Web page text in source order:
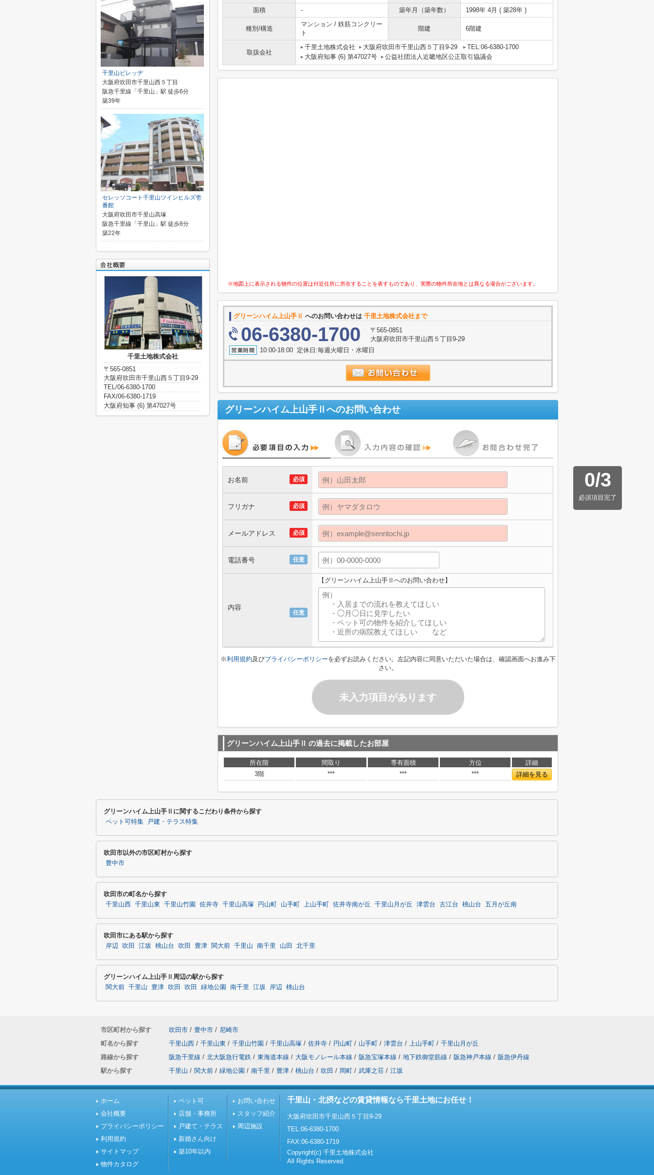
面積
- 築年月（築年数） 1998年 4月 ( 築28年 )
種別/構造
マンション / 鉄筋コンクリー
ト
階建 6階建
取扱会社
千里土地株式会社 大阪府吹田市千里山西５丁目9-29
TEL:06-6380-1700
大阪府知事 (6) 第47027号
公益社団法人近畿地区公正取引協議会
※地図上に表示される物件の位置は付近住所に所在することを表すものであり、実際の物件所在地とは異なる場合がございます。
グリーンハイム上山手Ⅱ へのお問い合わせは 千里土地株式会社まで
06-6380-1700
〒565-0851
大阪府吹田市千里山西５丁目9-29
10:00-18:00 定休日:毎週火曜日・水曜日
グリーンハイム上山手Ⅱ へのお問い合わせ
0/3
必須項目完了
必須
お名前
必須
フリガナ
必須
メールアドレス
任意
電話番号
任意
内容
【グリーンハイム上山手Ⅱへのお問い合わせ】
※利用規約及びプライバシーポリシーを必ずお読みください。左記内容に同意いただいた場合は、確認画面へお進み下
さい。
未入力項目があります
グリーンハイム上山手Ⅱ の過去に掲載したお部屋
所在階 間取り 専有面積 方位
詳細
3階
*** *** *** 詳細を見る
千里山ビレッヂ
大阪府吹田市千里山西５丁目
阪急千里線「千里山」駅 徒歩6分
築39年
セレッソコート千里山ツインヒルズ壱
番館
大阪府吹田市千里山高塚
阪急千里線「千里山」駅 徒歩8分
築22年
千里土地株式会社
〒565-0851
大阪府吹田市千里山西５丁目9-29
TEL/06-6380-1700
FAX/06-6380-1719
大阪府知事 (6) 第47027号
グリーンハイム上山手Ⅱに関するこだわり条件から探す
ペット可特集 戸建・テラス特集
吹田市以外の市区町村から探す
豊中市
吹田市の町名から探す
千里山西 千里山東 千里山竹園 佐井寺 千里山高塚 円山町 山手町 上山手町 佐井寺南が丘 千里山月が丘 津雲台 古江台 桃山台 五月が丘南
吹田市にある駅から探す
岸辺 吹田 江坂 桃山台 吹田 豊津 関大前 千里山 南千里 山田 北千里
グリーンハイム上山手Ⅱ周辺の駅から探す
関大前 千里山 豊津 吹田 吹田 緑地公園 南千里 江坂 岸辺 桃山台
市区町村から探す 吹田市 / 豊中市 / 尼崎市
町名から探す
千里山西 / 千里山東 / 千里山竹園 / 千里山高塚 / 佐井寺 / 円山町 / 山手町 / 津雲台 / 上山手町 / 千里山月が丘
路線から探す
阪急千里線 / 北大阪急行電鉄 / 東海道本線 / 大阪モノレール本線 / 阪急宝塚本線 / 地下鉄御堂筋線 / 阪急神戸本線 / 阪急伊丹線
駅から探す
千里山 / 関大前 / 緑地公園 / 南千里 / 豊津 / 桃山台 / 吹田 / 岡町 / 武庫之荘 / 江坂
ホーム
会社概要
プライバシーポリシー
利用規約
サイトマップ
物件カタログ
ペット可
店舗・事務所
戸建て・テラス
新婚さん向け
築10年以内
お問い合わせ
スタッフ紹介
周辺施設
千里山・北摂などの賃貸情報なら千里土地にお任せ！
大阪府吹田市千里山西５丁目9-29
TEL:06-6380-1700
FAX:06-6380-1719
Copyright(c) 千里土地株式会社
All Rights Reserved.